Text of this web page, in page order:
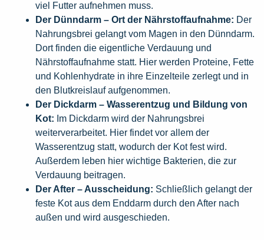
viel Futter aufnehmen muss.
Der Dünndarm – Ort der Nährstoffaufnahme: Der
Nahrungsbrei gelangt vom Magen in den Dünndarm.
Dort finden die eigentliche Verdauung und
Nährstoffaufnahme statt. Hier werden Proteine, Fette
und Kohlenhydrate in ihre Einzelteile zerlegt und in
den Blutkreislauf aufgenommen.
Der Dickdarm – Wasserentzug und Bildung von
Kot: Im Dickdarm wird der Nahrungsbrei
weiterverarbeitet. Hier findet vor allem der
Wasserentzug statt, wodurch der Kot fest wird.
Außerdem leben hier wichtige Bakterien, die zur
Verdauung beitragen.
Der After – Ausscheidung: Schließlich gelangt der
feste Kot aus dem Enddarm durch den After nach
außen und wird ausgeschieden.